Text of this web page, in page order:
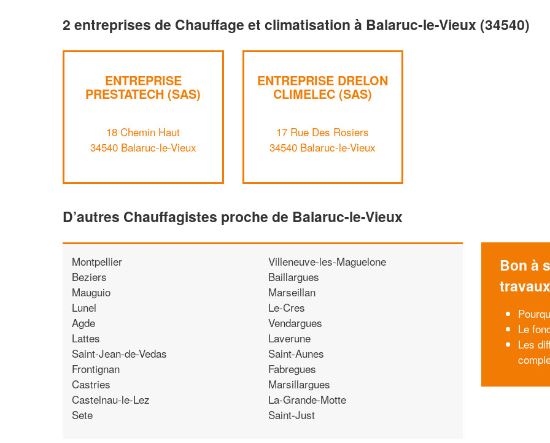
2 entreprises de Chauffage et climatisation à Balaruc-le-Vieux (34540)
ENTREPRISE
PRESTATECH (SAS)
18 Chemin Haut
34540 Balaruc-le-Vieux
ENTREPRISE DRELON
CLIMELEC (SAS)
17 Rue Des Rosiers
34540 Balaruc-le-Vieux
D’autres Chauffagistes proche de Balaruc-le-Vieux
Montpellier
Beziers
Mauguio
Lunel
Agde
Lattes
Saint-Jean-de-Vedas
Frontignan
Castries
Castelnau-le-Lez
Sete
Villeneuve-les-Maguelone
Baillargues
Marseillan
Le-Cres
Vendargues
Laverune
Saint-Aunes
Fabregues
Marsillargues
La-Grande-Motte
Saint-Just
Bon à
travaux
Le
Les